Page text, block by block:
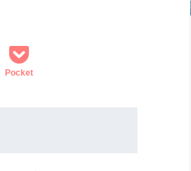
Pocket